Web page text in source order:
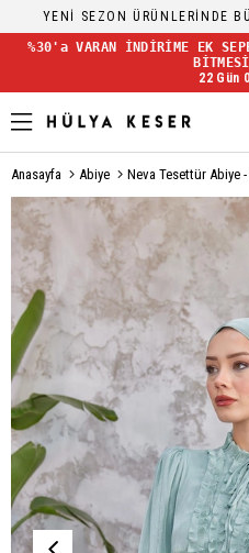
YENİ SEZON ÜRÜNLERİNDE
%30'a VARAN İNDİRİME EK
22 Gün
Anasayfa Abiye Neva Tesettür Abiye -